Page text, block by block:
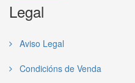
Legal
Aviso Legal
Condicións de Venda